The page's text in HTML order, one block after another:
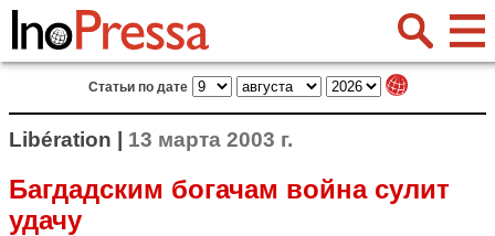
Статьи по дате
Libération | 13 марта 2003 г.
Багдадским богачам война сулит
удачу